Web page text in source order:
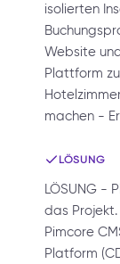
isolierten
Website
Plattform
machen -
LÖSUNG
LÖSUNG -
das
Pimcore
Platform